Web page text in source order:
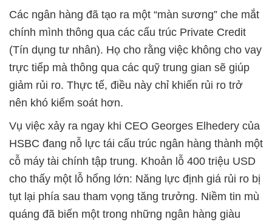
Các ngân hàng đã tạo ra một “màn sương” che mắt
chính mình thông qua các cấu trúc Private Credit
(Tín dụng tư nhân). Họ cho rằng việc không cho vay
trực tiếp mà thông qua các quỹ trung gian sẽ giúp
giảm rủi ro. Thực tế, điều này chỉ khiến rủi ro trở
nên khó kiểm soát hơn.
Vụ việc xảy ra ngay khi CEO Georges Elhedery của
HSBC đang nỗ lực tái cấu trúc ngân hàng thành một
cỗ máy tài chính tập trung. Khoản lỗ 400 triệu USD
cho thấy một lỗ hổng lớn: Năng lực định giá rủi ro bị
tụt lại phía sau tham vọng tăng trưởng. Niềm tin mù
quáng đã biến một trong những ngân hàng giàu